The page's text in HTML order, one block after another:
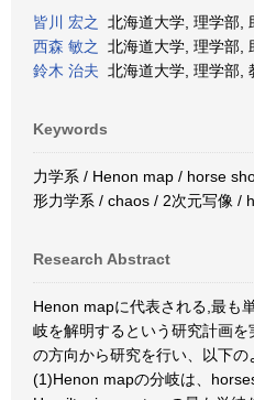
皆川 宏之
北海道大学, 理学部,
西森 敏之
北海道大学, 理学部,
鈴木 治夫 北海道大学, 理学部,
Keywords
力学系 / Henon map / horse
形力学系 / chaos / 2次元写像 /
Research Abstract
Henon mapに代表される,最も
岐を解明するという研究計画
の方向から研究を行い、以下の
(1)Henon mapの分岐は、